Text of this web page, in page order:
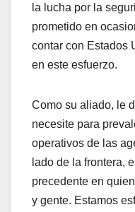
la lucha por la
prometido en
contar con Estados
en este esfuerzo.
Como su aliado, le
necesite para
operativos de las
lado de la frontera,
precedente en
y gente. Estamos